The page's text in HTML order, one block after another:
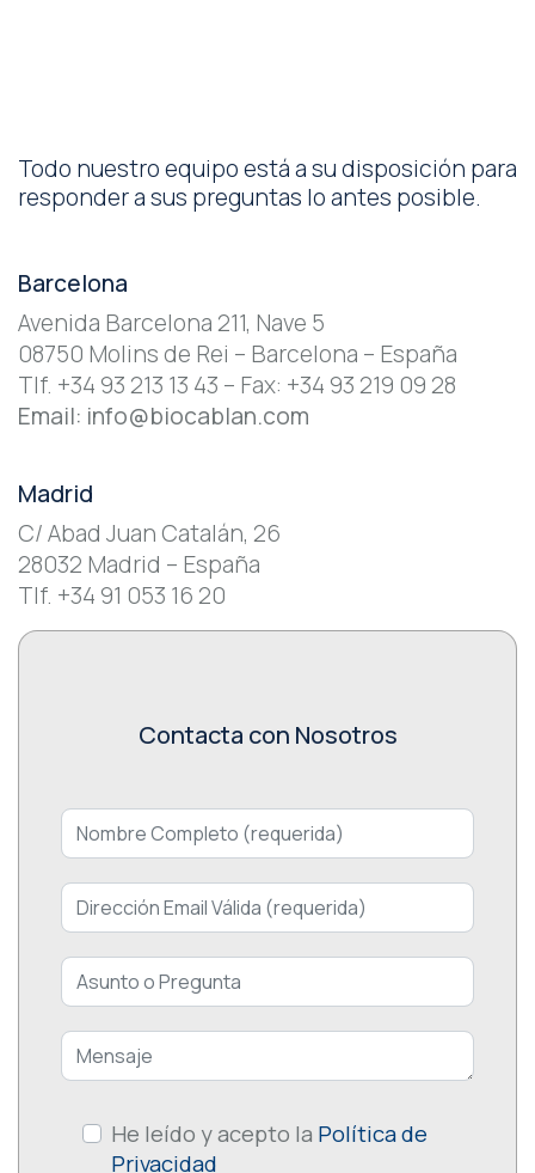
Todo nuestro equipo está a su disposición para
responder a sus preguntas lo antes posible.
Barcelona
Avenida Barcelona 211, Nave 5
08750 Molins de Rei – Barcelona – España
Tlf. +34 93 213 13 43 – Fax: +34 93 219 09 28
Email: info@biocablan.com
Madrid
C/ Abad Juan Catalán, 26
28032 Madrid – España
Tlf. +34 91 053 16 20
Contacta con Nosotros
He leído y acepto la Política de
Privacidad